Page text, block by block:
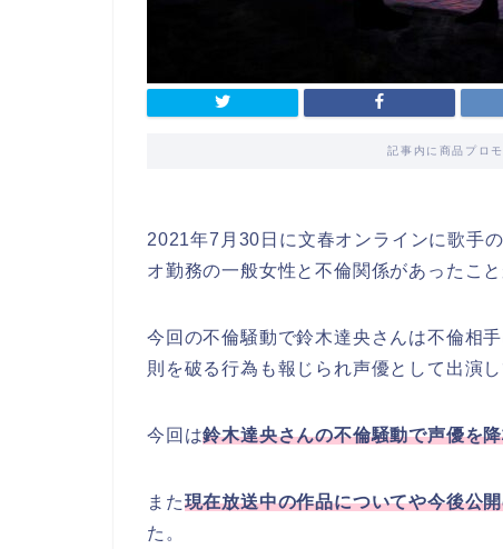
記事内に商品プロ
2021年7月30日に文春オンラインに歌手
オ勤務の一般女性と不倫関係があったこ
今回の不倫騒動で鈴木達央さんは不倫相
則を破る行為も報じられ声優として出演
今回は鈴木達央さんの不倫騒動で声優を
また現在放送中の作品についてや今後公
た。